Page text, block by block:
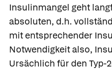
Insulinmangel geht
absoluten, d.h.
mit entsprechender
Notwendigkeit also,
Ursächlich für den Typ-